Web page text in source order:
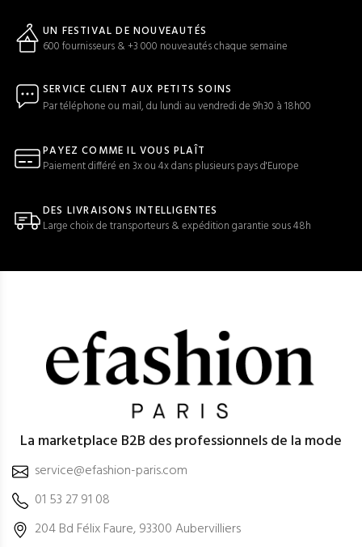
UN FESTIVAL DE NOUVEAUTÉS
600 fournisseurs & +3 000 nouveautés chaque semaine
SERVICE CLIENT AUX PETITS SOINS
Par téléphone ou mail, du lundi au vendredi de 9h30 à 18h00
PAYEZ COMME IL VOUS PLAÎT
Paiement différé en 3x ou 4x dans plusieurs pays d'Europe
DES LIVRAISONS INTELLIGENTES
Large choix de transporteurs & expédition garantie sous 48h
La marketplace B2B des professionnels de la mode
service@efashion-paris.com
01 53 27 91 08
204 Bd Félix Faure, 93300 Aubervilliers